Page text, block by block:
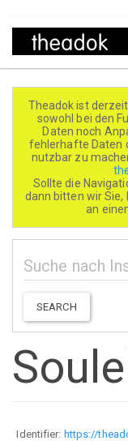
Direkt
Theadok ist
sowohl bei den
Daten noch
fehlerhafte Daten
nutzbar zu
Sollte die
dann bitten wir Sie,
an
SEARCH
Identifier: https://